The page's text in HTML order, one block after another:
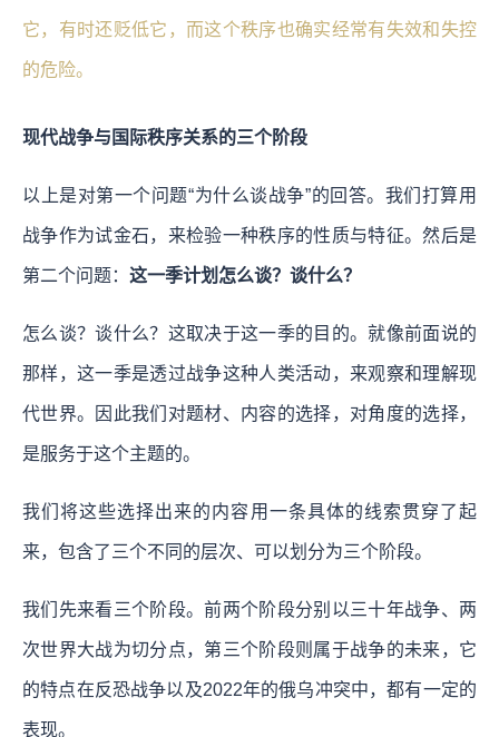
它，有时还贬低它，而这个秩序也确实经常有失效和失控
的危险。
现代战争与国际秩序关系的三个阶段
以上是对第一个问题“为什么谈战争”的回答。我们打算用
战争作为试金石，来检验一种秩序的性质与特征。然后是
第二个问题： 这一季计划怎么谈？谈什么？
怎么谈？谈什么？这取决于这一季的目的。就像前面说的
那样，这一季是透过战争这种人类活动，来观察和理解现
代世界。因此我们对题材、内容的选择，对角度的选择，
是服务于这个主题的。
我们将这些选择出来的内容用一条具体的线索贯穿了起
来，包含了三个不同的层次、可以划分为三个阶段。
我们先来看三个阶段。前两个阶段分别以三十年战争、两
次世界大战为切分点，第三个阶段则属于战争的未来，它
的特点在反恐战争以及2022年的俄乌冲突中，都有一定的
表现。